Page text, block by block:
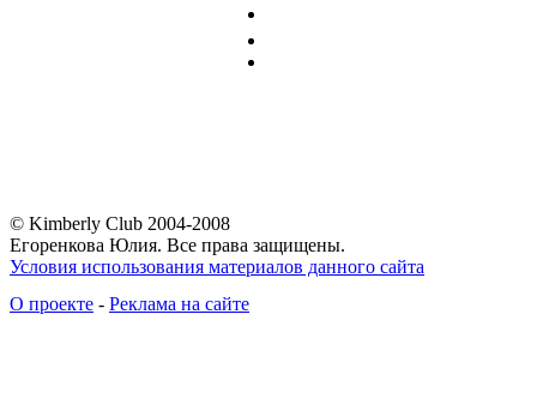
© Kimberly Club 2004-2008
Егоренкова Юлия. Все права защищены.
Условия использования материалов данного сайта
О проекте - Реклама на сайте